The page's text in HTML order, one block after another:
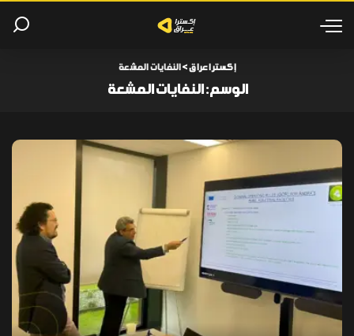
إكسترا عراق>النفايات المشعة
الوسم:النفايات المشعة